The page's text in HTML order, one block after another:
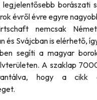
legjelentősebb borászati
évről évre egyre
nemcsak
és Svájcban is elérhető,
segíti a magyar
A szaklap
hogy a cikk